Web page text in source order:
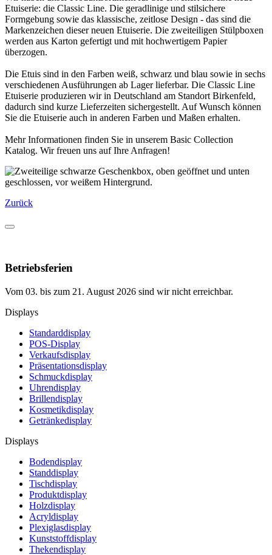
Etuiserie: die Classic Line. Die geradlinige und stilsichere
Formgebung sowie das klassische, zeitlose Design - das sind die
Markenzeichen dieser neuen Etuiserie. Die zweiteiligen Stülpboxen
werden aus Karton gefertigt und mit hochwertigem Papier
überzogen.
Die Etuis sind in den Farben weiß, schwarz und blau sowie in sechs
verschiedenen Ausführungen ab Lager lieferbar. Die Classic Line
Etuiserie produzieren wir in Deutschland am Standort Birkenfeld,
dadurch sind kurze Lieferzeiten sichergestellt. Auf Wunsch können
Sie die Etuiserie auch in anderen Farben und Maßen erhalten.
Mehr Informationen finden Sie in unserem Basic Collection
Katalog. Wir freuen uns auf Ihre Anfragen!
Zurück
Betriebsferien
Vom 03. bis zum 21. August 2026 sind wir nicht erreichbar.
Displays
Standarddisplay
POS-Display
Verkaufsdisplay
Präsentationsdisplay
Schmuckdisplay
Uhrendisplay
Brillendisplay
Kosmetikdisplay
Getränkedisplay
Displays
Bodendisplay
Standdisplay
Tischdisplay
Produktdisplay
Holzdisplay
Acryldisplay
Plexiglasdisplay
Kunststoffdisplay
Thekendisplay